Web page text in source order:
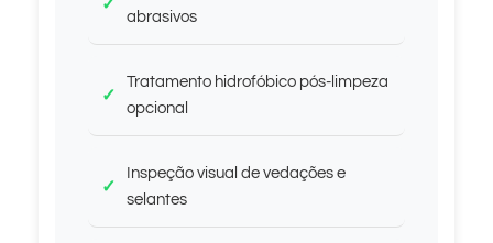
abrasivos
Tratamento hidrofóbico pós-limpeza
opcional
Inspeção visual de vedações e
selantes